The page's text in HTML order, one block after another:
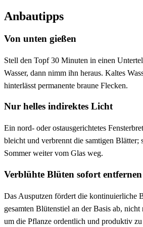
Anbautipps
Von unten gießen
Stell den Topf 30 Minuten in einen
Wasser, dann nimm ihn heraus. Kaltes
hinterlässt permanente braune Flecken.
Nur helles indirektes Licht
Ein nord- oder ostausgerichtetes
bleicht und verbrennt die samtigen Blätter;
Sommer weiter vom Glas weg.
Verblühte Blüten sofort entfernen
Das Ausputzen fördert die kontinuierliche
gesamten Blütenstiel an der Basis ab,
um die Pflanze ordentlich und produktiv zu